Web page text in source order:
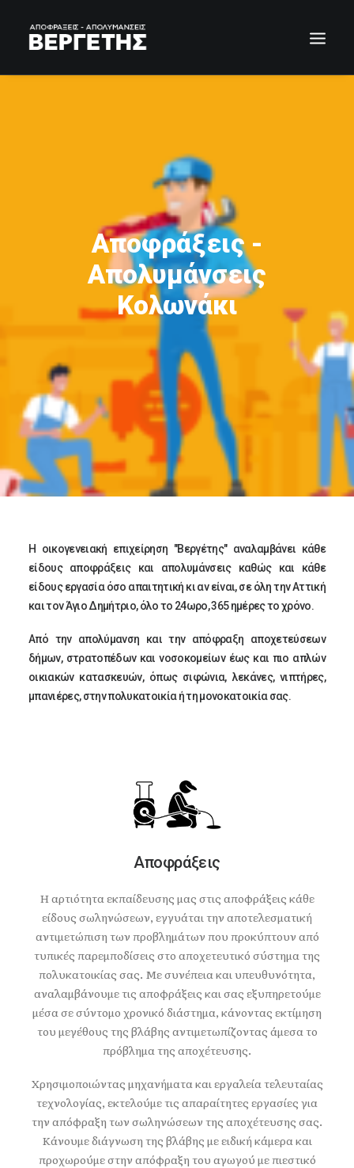
Αποφράξεις -
Απολυμάνσεις
Κολωνάκι
Η οικογενειακή επιχείρηση "Βεργέτης" αναλαμβάνει κάθε
είδους αποφράξεις και απολυμάνσεις καθώς και κάθε
είδους εργασία όσο απαιτητική κι αν είναι, σε όλη την Αττική
και τον Άγιο Δημήτριο, όλο το 24ωρο, 365 ημέρες το χρόνο.
Από την απολύμανση και την απόφραξη αποχετεύσεων
δήμων, στρατοπέδων και νοσοκομείων έως και πιο απλών
οικιακών κατασκευών, όπως σιφώνια, λεκάνες, νιπτήρες,
μπανιέρες, στην πολυκατοικία ή τη μονοκατοικία σας.
Αποφράξεις
Η αρτιότητα εκπαίδευσης μας στις αποφράξεις κάθε
είδους σωληνώσεων, εγγυάται την αποτελεσματική
αντιμετώπιση των προβλημάτων που προκύπτουν από
τυπικές παρεμποδίσεις στο αποχετευτικό σύστημα της
πολυκατοικίας σας. Με συνέπεια και υπευθυνότητα,
αναλαμβάνουμε τις αποφράξεις και σας εξυπηρετούμε
μέσα σε σύντομο χρονικό διάστημα, κάνοντας εκτίμηση
του μεγέθους της βλάβης αντιμετωπίζοντας άμεσα το
πρόβλημα της αποχέτευσης.
Χρησιμοποιώντας μηχανήματα και εργαλεία τελευταίας
τεχνολογίας, εκτελούμε τις απαραίτητες εργασίες για
την απόφραξη των σωληνώσεων της αποχέτευσης σας.
Κάνουμε διάγνωση της βλάβης με ειδική κάμερα και
προχωρούμε στην απόφραξη του αγωγού με πιεστικό